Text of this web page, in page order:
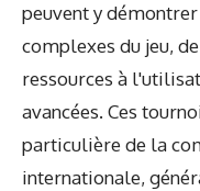
peuvent y
complexes du jeu,
ressources à
avancées. Ces
particulière de la
internationale,